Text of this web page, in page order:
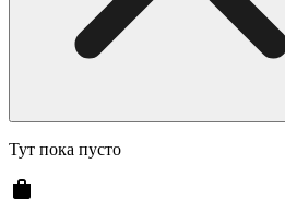
Тут пока пусто